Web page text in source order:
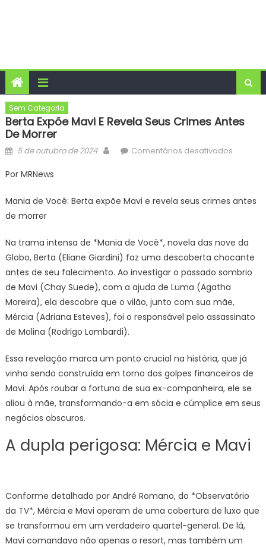
Sem Categoria
Berta Expõe Mavi E Revela Seus Crimes Antes
De Morrer
Posted
5 de outubro de 2024 AuthorComentários desativadosem
e
crimes
antes
de
Por MRNews
Mania de Você: Berta expõe Mavi e revela seus crimes antes
de morrer
Na trama intensa de *Mania de Você*, novela das nove da
Globo, Berta (Eliane Giardini) faz uma descoberta chocante
antes de seu falecimento. Ao investigar o passado sombrio
de Mavi (Chay Suede), com a ajuda de Luma (Agatha
Moreira), ela descobre que o vilão, junto com sua mãe,
Mércia (Adriana Esteves), foi o responsável pelo assassinato
de Molina (Rodrigo Lombardi).
Essa revelação marca um ponto crucial na história, que já
vinha sendo construída em torno dos golpes financeiros de
Mavi. Após roubar a fortuna de sua ex-companheira, ele se
aliou à mãe, transformando-a em sócia e cúmplice em seus
negócios obscuros.
A dupla perigosa: Mércia e Mavi
Conforme detalhado por André Romano, do *Observatório
da TV*, Mércia e Mavi operam de uma cobertura de luxo que
se transformou em um verdadeiro quartel-general. De lá,
Mavi comandava não apenas o resort, mas também um